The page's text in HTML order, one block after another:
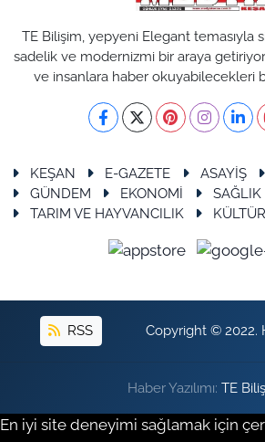
TE Bilişim, yepyeni Elegant temasıyla
sadelik ve modernizmi bir araya
ve insanlara haber okuyabilecekleri
KEŞAN E-GAZETE ASAYİŞ
GÜNDEM
EKONOMİ SAĞLIK
TARIM VE HAYVANCILIK
RSS Copyright © 2022.
Haber Yazılımı: TE
En iyi site deneyimi sağlamak için